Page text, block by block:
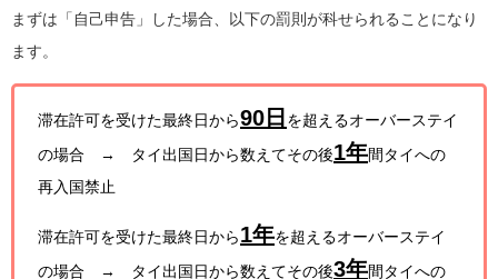
まずは「自己申告」した場合、以下の罰則が科せられることになり
ます。
滞在許可を受けた最終日から90日 を超えるオーバーステイ
の場合 → タイ出国日から数えてその後1年間タイへの
再入国禁止
滞在許可を受けた最終日から 1年を超えるオーバーステイ
の場合 → タイ出国日から数えてその後3年間タイへの